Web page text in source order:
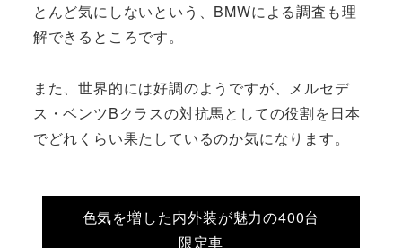
とんど気にしないという、BMWによる調査も理
解できるところです。
また、世界的には好調のようですが、メルセデ
ス・ベンツBクラスの対抗馬としての役割を日本
でどれくらい果たしているのか気になります。
色気を増した内外装が魅力の400台
限定車